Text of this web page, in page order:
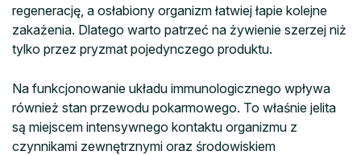
regenerację, a osłabiony organizm łatwiej łapie kolejne
zakażenia. Dlatego warto patrzeć na żywienie szerzej niż
tylko przez pryzmat pojedynczego produktu.
Na funkcjonowanie układu immunologicznego wpływa
również stan przewodu pokarmowego. To właśnie jelita
są miejscem intensywnego kontaktu organizmu z
czynnikami zewnętrznymi oraz środowiskiem